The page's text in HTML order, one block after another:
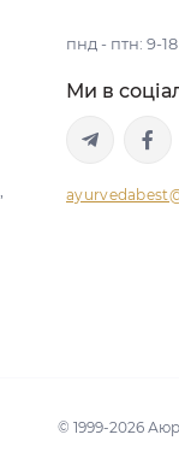
пнд - птн: 9-18
Ми в
© 1999-2026